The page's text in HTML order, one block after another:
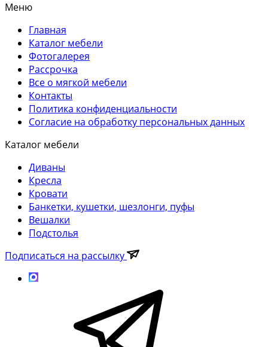
Меню
Главная
Каталог мебели
Фотогалерея
Рассрочка
Все о мягкой мебели
Контакты
Политика конфиденциальности
Согласие на обработку персональных данных
Каталог мебели
Диваны
Кресла
Кровати
Банкетки, кушетки, шезлонги, пуфы
Вешалки
Подстолья
Подписаться на рассылку